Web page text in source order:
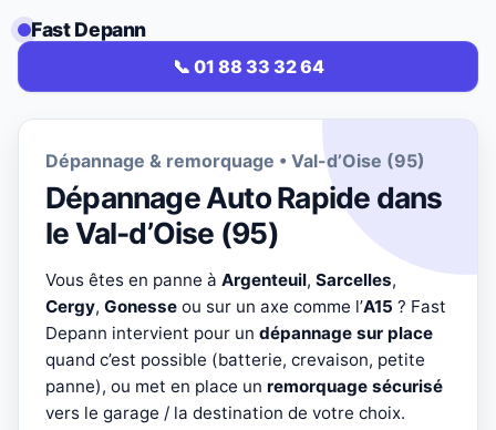
Fast Depann
📞 01 88 33 32 64
Dépannage & remorquage • Val-d’Oise (95)
Dépannage Auto Rapide dans
le Val-d’Oise (95)
Vous êtes en panne à Argenteuil, Sarcelles,
Cergy, Gonesse ou sur un axe comme l’A15 ? Fast
Depann intervient pour un dépannage sur place
quand c’est possible (batterie, crevaison, petite
panne), ou met en place un remorquage sécurisé
vers le garage / la destination de votre choix.